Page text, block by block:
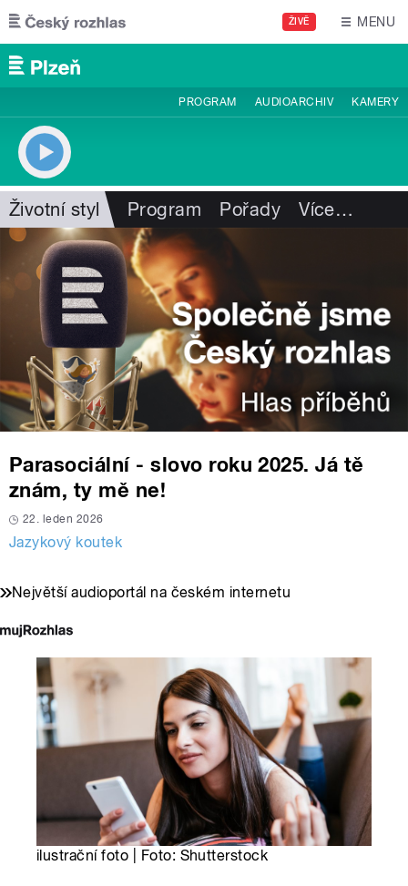
Přejít k hlavnímu obsahu
ŽIVĚ MENU
PROGRAM AUDIOARCHIV KAMERY
Životní styl Program Pořady Více…
Parasociální - slovo roku 2025. Já tě
znám, ty mě ne!
22. leden 2026
Jazykový koutek
Největší audioportál na českém internetu
ilustrační foto | Foto: Shutterstock